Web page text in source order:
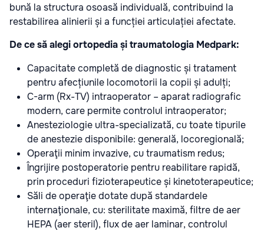
bună la structura osoasă individuală, contribuind la
restabilirea alinierii și a funcției articulației afectate.
De ce să alegi ortopedia și traumatologia Medpark:
Capacitate completă de diagnostic și tratament
pentru afecțiunile locomotorii la copii și adulți;
C-arm (Rx-TV) intraoperator – aparat radiografic
modern, care permite controlul intraoperator;
Anesteziologie ultra-specializată, cu toate tipurile
de anestezie disponibile: generală, locoregională;
Operaţii minim invazive, cu traumatism redus;
Îngrijire postoperatorie pentru reabilitare rapidă,
prin proceduri fizioterapeutice și kinetoterapeutice;
Săli de operaţie dotate după standardele
internaţionale, cu: sterilitate maximă, filtre de aer
HEPA (aer steril), flux de aer laminar, controlul